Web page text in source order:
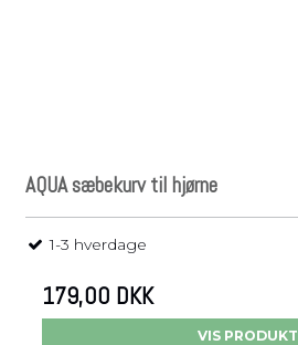
AQUA sæbekurv til hjørne
1-3 hverdage
179,00 DKK
VIS PRODUKT